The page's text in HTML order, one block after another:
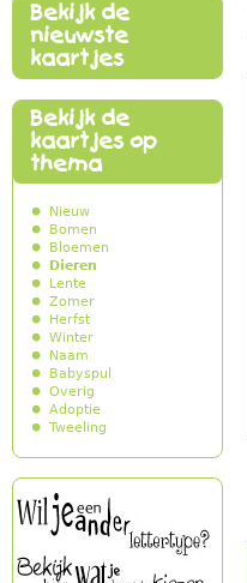
main menu
Bekijk de
nieuwste
kaartjes
Bekijk de
kaartjes op
thema
Nieuw
Bomen
Bloemen
Dieren
Lente
Zomer
Herfst
Winter
Naam
Babyspul
Overig
Adoptie
Tweeling